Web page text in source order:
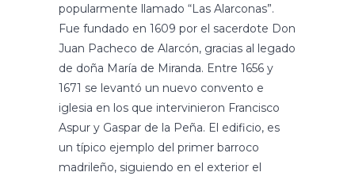
popularmente llamado “Las Alarconas”.
Fue fundado en 1609 por el sacerdote Don
Juan Pacheco de Alarcón, gracias al legado
de doña María de Miranda. Entre 1656 y
1671 se levantó un nuevo convento e
iglesia en los que intervinieron Francisco
Aspur y Gaspar de la Peña. El edificio, es
un típico ejemplo del primer barroco
madrileño, siguiendo en el exterior el